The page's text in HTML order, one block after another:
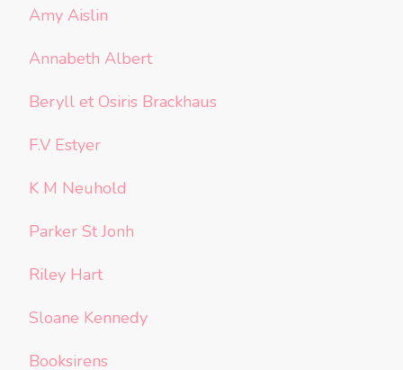
Amy Aislin
Annabeth Albert
Beryll et Osiris Brackhaus
F.V Estyer
K M Neuhold
Parker St Jonh
Riley Hart
Sloane Kennedy
Booksirens